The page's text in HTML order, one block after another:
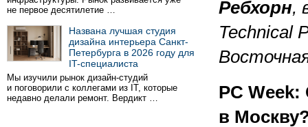
не первое десятилетие …
Названа лучшая студия
дизайна интерьера Санкт-
Петербурга в 2026 году для
IT-специалиста
Мы изучили рынок дизайн-студий
и поговорили с коллегами из IT, которые
недавно делали ремонт. Вердикт …
Ребхорн,
Technical
PC
в